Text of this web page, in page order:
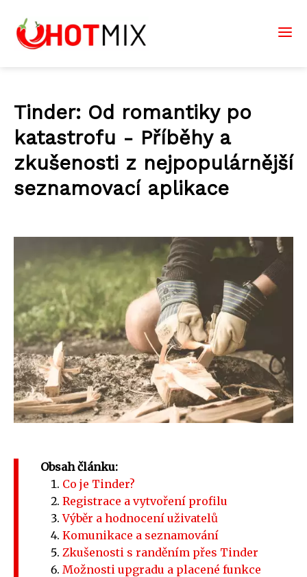
Tinder: Od romantiky po
katastrofu - Příběhy a
zkušenosti z nejpopulárnější
seznamovací aplikace
Obsah článku:
Co je Tinder?
Registrace a vytvoření profilu
Výběr a hodnocení uživatelů
Komunikace a seznamování
Zkušenosti s randěním přes Tinder
Možnosti upgradu a placené funkce